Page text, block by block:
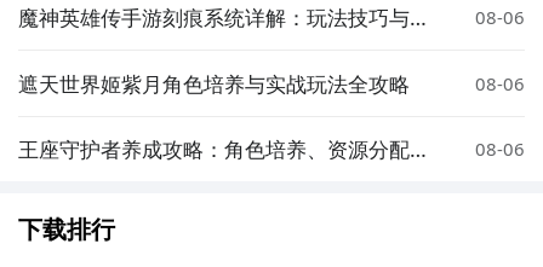
魔神英雄传手游刻痕系统详解：玩法技巧与实
08-06
遮天世界姬紫月角色培养与实战玩法全攻略 08-06
王座守护者养成攻略：角色培养、资源分配与
08-06
下载排行